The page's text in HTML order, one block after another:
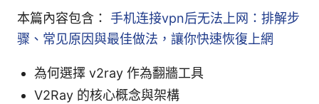
本篇內容包含： 手机连接vpn后无法上网：排解步
骤、常见原因與最佳做法，讓你快速恢復上網
為何選擇 v2ray 作為翻牆工具
V2Ray 的核心概念與架構